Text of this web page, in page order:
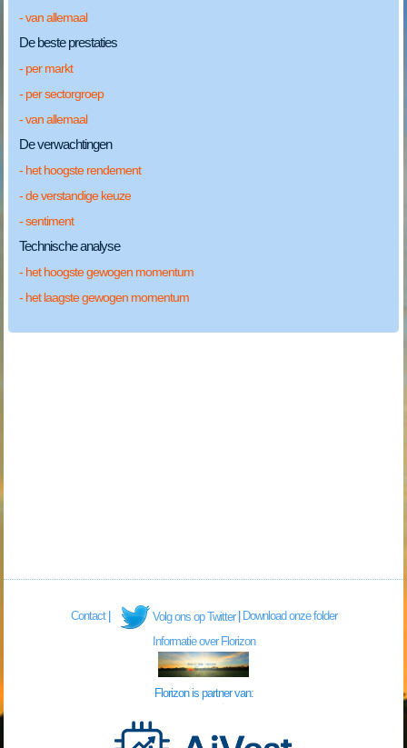
- van allemaal
De beste prestaties
- per markt
- per sectorgroep
- van allemaal
De verwachtingen
- het hoogste rendement
- de verstandige keuze
- sentiment
Technische analyse
- het hoogste gewogen momentum
- het laagste gewogen momentum
Contact| Volg ons op Twitter| Download onze folder
Informatie over Florizon
Florizon is partner van: